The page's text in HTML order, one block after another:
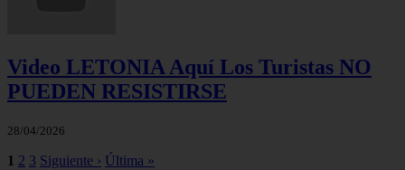
Video LETONIA Aquí Los Turistas NO
PUEDEN RESISTIRSE
28/04/2026
1 2 3 Siguiente › Última »